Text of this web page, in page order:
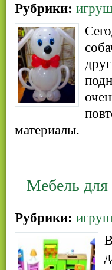
Рубрики:
материалы.
Мебель
Рубрики: